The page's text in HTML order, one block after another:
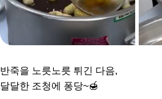
반죽을 노릇노릇 튀긴 다음,
달달한 조청에 퐁당~🍯